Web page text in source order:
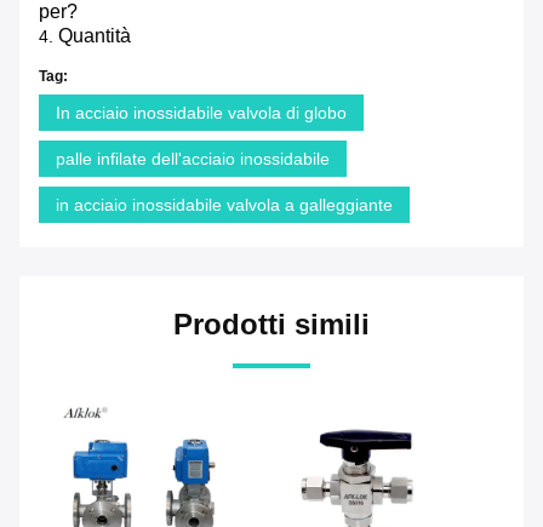
per?
4. Quantità
Tag:
In acciaio inossidabile valvola di globo
palle infilate dell'acciaio inossidabile
in acciaio inossidabile valvola a galleggiante
Prodotti simili